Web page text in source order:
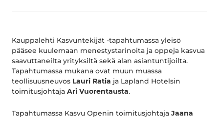
Kauppalehti Kasvuntekijät -tapahtumassa yleisö
pääsee kuulemaan menestystarinoita ja oppeja kasvua
saavuttaneilta yrityksiltä sekä alan asiantuntijoilta.
Tapahtumassa mukana ovat muun muassa
teollisuusneuvos Lauri Ratia ja Lapland Hotelsin
toimitusjohtaja Ari Vuorentausta.
Tapahtumassa Kasvu Openin toimitusjohtaja Jaana